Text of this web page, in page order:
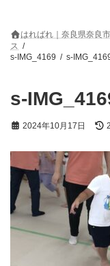
はればれ｜奈良県奈良
ス
s-IMG_4169
s-
s-
2024年10月17日